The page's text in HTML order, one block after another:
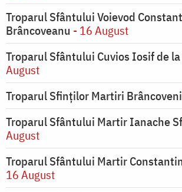
Troparul Sfântului Voievod
Brâncoveanu - 16 August
Troparul Sfântului Cuvios Iosif de
August
Troparul Sfinților Martiri Brâncoveni
Troparul Sfântului Martir Ianache
August
Troparul Sfântului Martir
16 August